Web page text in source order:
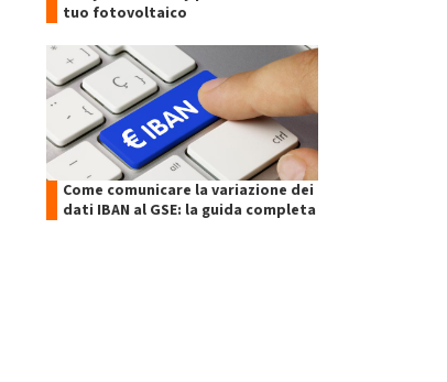
tuo fotovoltaico
Come comunicare la variazione dei
dati IBAN al GSE: la guida completa